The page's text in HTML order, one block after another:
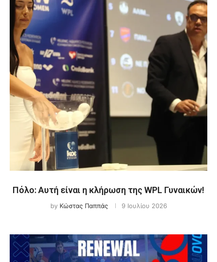
Πόλο: Αυτή είναι η κλήρωση της WPL Γυναικών!
by Κώστας Παππάς 9 Ιουλίου 2026